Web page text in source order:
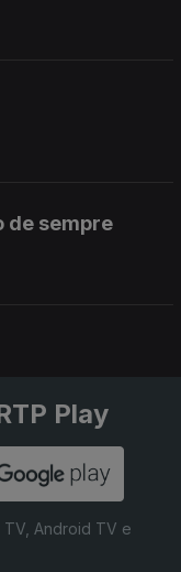
de sempre
Play
Android TV e